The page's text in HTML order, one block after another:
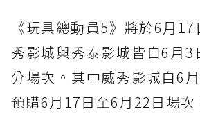
《玩具總動員5》將於6月
秀影城與秀泰影城皆自6月3
分場次。其中威秀影城自6
預購6月17日至6月22日場次